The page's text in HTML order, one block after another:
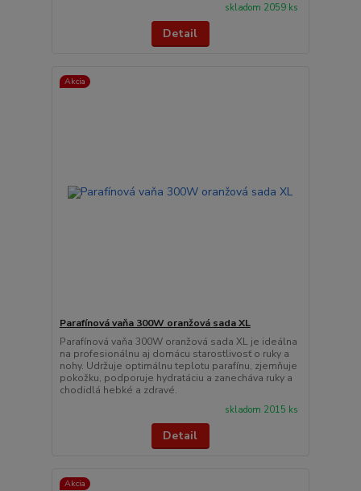
skladom 2059 ks
Detail
Akcia
Parafínová vaňa 300W oranžová sada XL
Parafínová vaňa 300W oranžová sada XL je ideálna
na profesionálnu aj domácu starostlivosť o ruky a
nohy. Udržuje optimálnu teplotu parafínu, zjemňuje
pokožku, podporuje hydratáciu a zanecháva ruky a
chodidlá hebké a zdravé.
skladom 2015 ks
Detail
Akcia